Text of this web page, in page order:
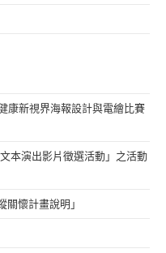
康新視界海報設計與電繪比賽
本演出影片徵選活動」之活動
懷計畫說明」